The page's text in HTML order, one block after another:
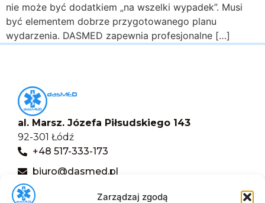
Zarządzaj zgodą
nie może być dodatkiem „na wszelki wypadek”. Musi
być elementem dobrze przygotowanego planu
wydarzenia. DASMED zapewnia profesjonalne […]
al. Marsz. Józefa Piłsudskiego 143
92-301 Łódź
+48 517-333-173
biuro@dasmed.pl
Menu